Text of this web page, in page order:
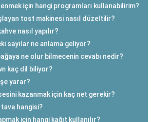
için hangi programları kullanabilirim?
tost makinesi nasıl düzeltilir?
nasıl yapılır?
sayılar ne anlama geliyor?
ne olur bilmecenin cevabı nedir?
kaç dil biliyor?
yarar?
kazanmak için kaç net gerekir?
hangisi?
için hangi kağıt kullanılır?